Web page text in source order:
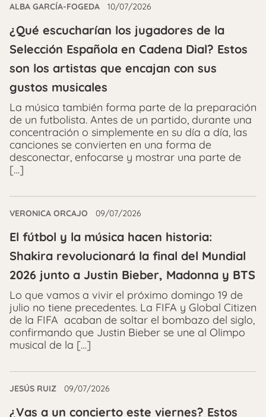
ALBA GARCÍA-FOGEDA 10/07/2026
¿Qué escucharían los jugadores de la
Selección Española en Cadena Dial? Estos
son los artistas que encajan con sus
gustos musicales
La música también forma parte de la preparación
de un futbolista. Antes de un partido, durante una
concentración o simplemente en su día a día, las
canciones se convierten en una forma de
desconectar, enfocarse y mostrar una parte de
[…]
VERONICA ORCAJO 09/07/2026
El fútbol y la música hacen historia:
Shakira revolucionará la final del Mundial
2026 junto a Justin Bieber, Madonna y BTS
Lo que vamos a vivir el próximo domingo 19 de
julio no tiene precedentes. La FIFA y Global Citizen
de la FIFA acaban de soltar el bombazo del siglo,
confirmando que Justin Bieber se une al Olimpo
musical de la […]
JESÚS RUIZ 09/07/2026
¿Vas a un concierto este viernes? Estos